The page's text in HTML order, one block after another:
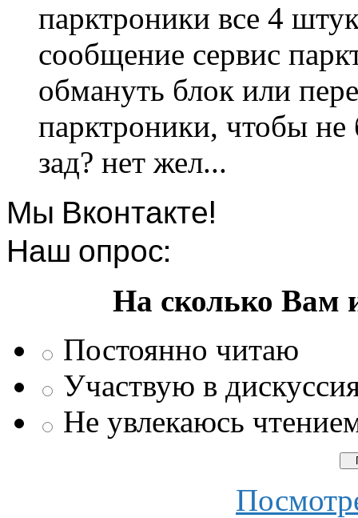
парктроники все 4
сообщение сервис
обмануть блок или
парктроники, чтобы
зад? нет жел...
Мы Вконтакте!
Наш опрос:
На сколько Вам
Постоянно читаю
Участвую в
Не увлекаюсь